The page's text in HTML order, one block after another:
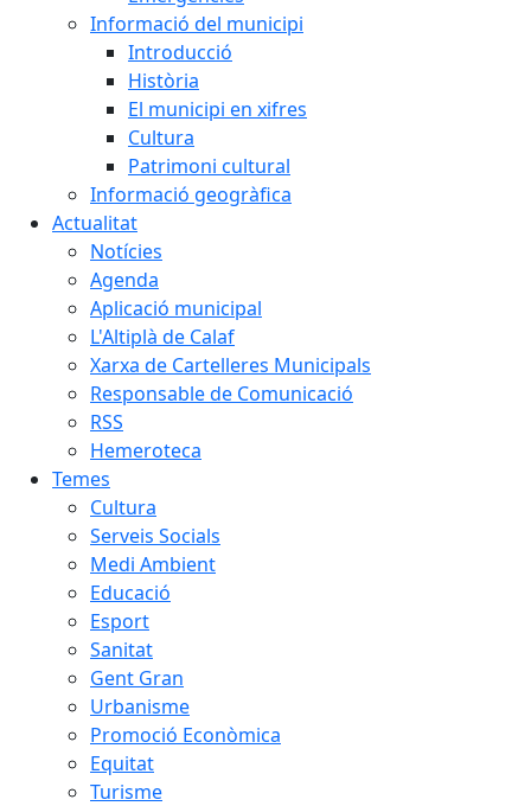
Informació del municipi
Introducció
Història
El municipi en xifres
Cultura
Patrimoni cultural
Informació geogràfica
Actualitat
Notícies
Agenda
Aplicació municipal
L'Altiplà de Calaf
Xarxa de Cartelleres Municipals
Responsable de Comunicació
RSS
Hemeroteca
Temes
Cultura
Serveis Socials
Medi Ambient
Educació
Esport
Sanitat
Gent Gran
Urbanisme
Promoció Econòmica
Equitat
Turisme